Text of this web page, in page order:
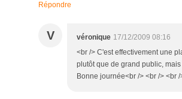
Répondre
V véronique 17/12/2009 08:16
<br /> C'est effectivement une
plutôt que de grand public,
Bonne journée<br /> <br /> <br /